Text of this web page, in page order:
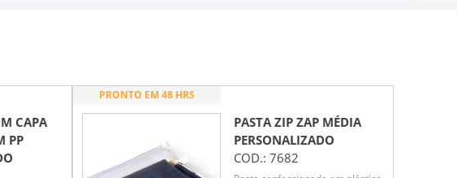
CAPA
PP
PRONTO EM 48 HRS
PASTA ZIP ZAP MÉDIA
PERSONALIZADO
COD.: 7682